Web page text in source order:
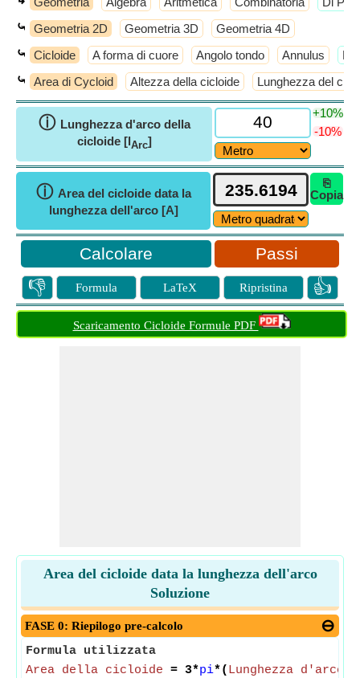
⤿ Geometria 2D Geometria 3D Geometria 4D
⤿ Cicloide A forma di cuore Angolo tondo Annulus ​Di
⤿ Area di Cycloid Altezza della cicloide Lunghezza del
ⓘ Lunghezza d'arco della
cicloide [lArc]
+10%
-10%
ⓘ Area del cicloide data la
lunghezza dell'arco [A]
⎘
Copia
Passi
👎 Formula LaTeX Ripristina 👍
Scaricamento Cicloide Formule PDF
Area del cicloide data la lunghezza dell'arco
Soluzione
FASE 0: Riepilogo pre-calcolo
Formula utilizzata
Area della cicloide = 3*pi*( Lunghezza